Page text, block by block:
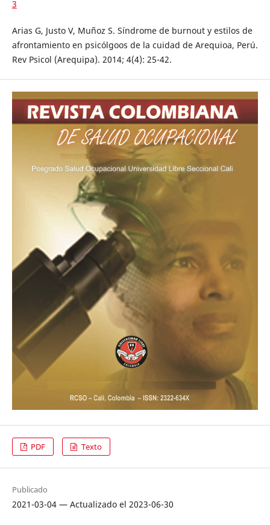
3
Arias G, Justo V, Muñoz S. Síndrome de burnout y estilos de
afrontamiento en psicólgoos de la cuidad de Arequioa, Perú.
Rev Psicol (Arequipa). 2014; 4(4): 25-42.
PDF Texto
Publicado
2021-03-04 — Actualizado el 2023-06-30